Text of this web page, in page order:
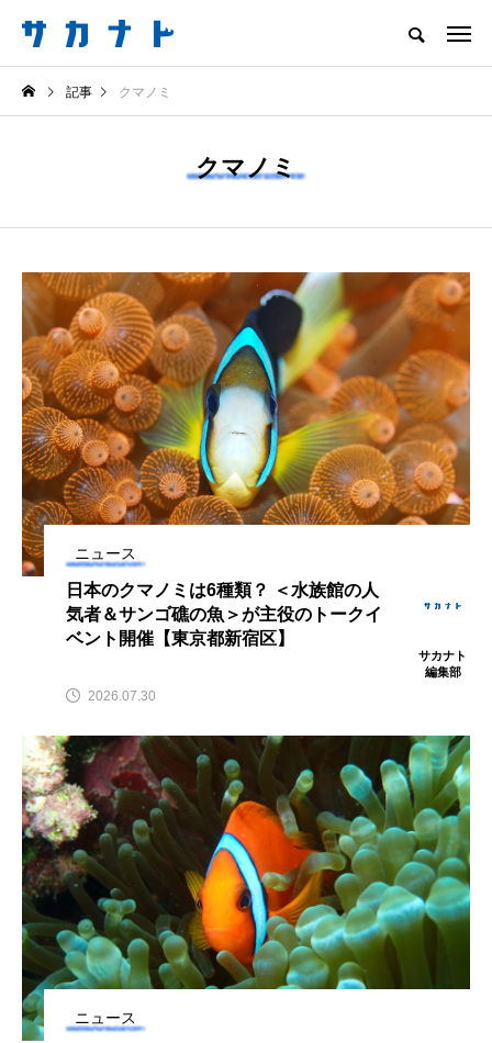
サカナをもっと好きになる
知る 食べる 楽しむ
サカナを知ろう
ナト
＜ツバメウオ＞は意外
と美味しい！ “でかい
鰭”が特徴的な魚を実
際に食べてみた
椎名まさ
2026.08.05
意外と簡単！ 100均で
買った道具で＜魚のは
く製＞を作ってみた
夏休みの自由研究にい
キーワードから探す
おばま水族館
アイゴ アイナメ アオウオ アオザメ
アオリイカ アカアジ アカカサゴ
アカクラゲ アカザ アカハタ
アカムツ アカメ アクアリウム
アサヒガニ アザアシ アシカ
アッキガイ
記事 クマノミ
クマノミ
ニュース
日本のクマノミは6種類？ ＜水族館の人
気者＆サンゴ礁の魚＞が主役のトークイ
ベント開催【東京都新宿区】
サカナト
編集部
2026.07.30
ニュース